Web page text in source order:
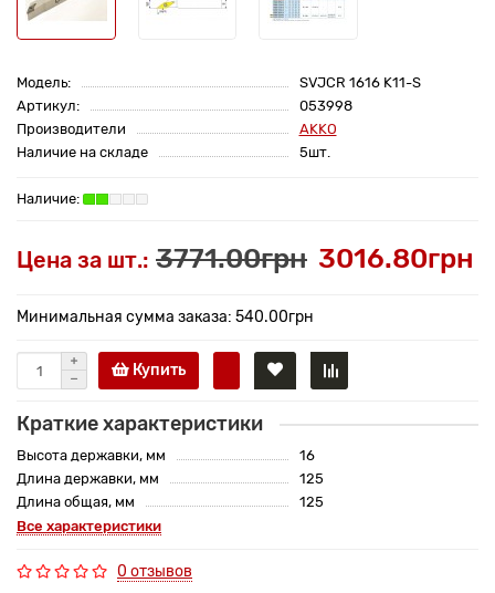
Модель:
SVJCR 1616 K11-S
Артикул:
053998
Производители
AKKO
Наличие на складе
5шт.
Цена за шт.: 3771.00грн 3016.80грн
Минимальная сумма заказа: 540.00грн
Купить
Краткие характеристики
Высота державки, мм
16
Длина державки, мм
125
Длина общая, мм
125
Все характеристики
0 отзывов